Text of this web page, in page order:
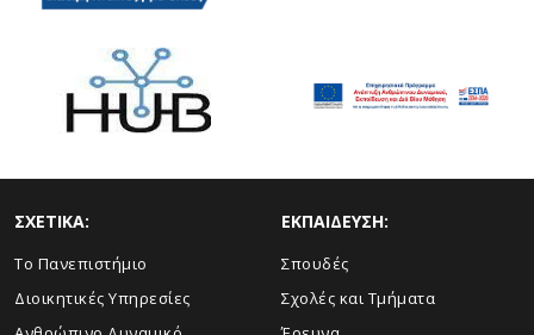
ΣΧΕΤΙΚΑ:
Το Πανεπιστήμιο
Διοικητικές Υπηρεσίες
ΕΚΠΑΙΔΕΥΣΗ:
Σπουδές
Σχολές και Τμήματα